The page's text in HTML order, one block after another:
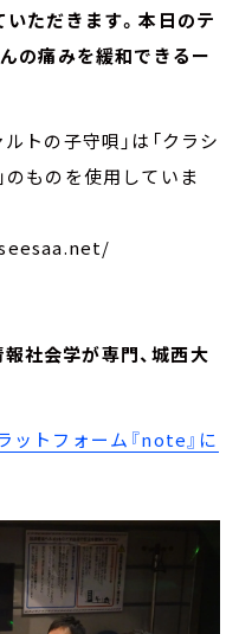
ただきます。本日のテ
の痛みを緩和できるー
トの子守唄」は「クラシ
のものを使用していま
社会学が専門、城西大
ットフォーム『note』に